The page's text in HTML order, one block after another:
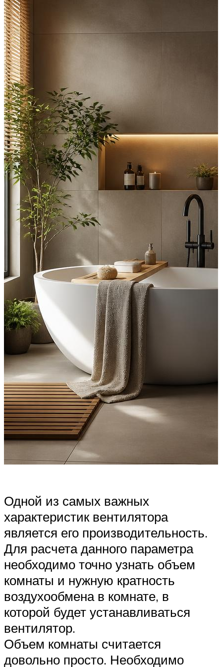
Одной из самых важных
характеристик вентилятора
является его производительность.
Для расчета данного параметра
необходимо точно узнать объем
комнаты и нужную кратность
воздухообмена в комнате, в
которой будет устанавливаться
вентилятор.
Объем комнаты считается
довольно просто. Необходимо